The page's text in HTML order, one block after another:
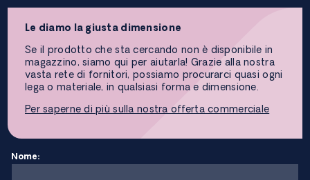
Le diamo la giusta dimensione
Se il prodotto che sta cercando non è disponibile in
magazzino, siamo qui per aiutarla! Grazie alla nostra
vasta rete di fornitori, possiamo procurarci quasi ogni
lega o materiale, in qualsiasi forma e dimensione.
Per saperne di più sulla nostra offerta commerciale
Nome: